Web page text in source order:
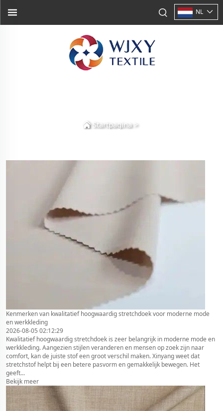
NL
Startpagina>
Kenmerken van kwalitatief hoogwaardig stretchdoek voor moderne mode
en werkkleding
2026-08-05 02:12:29
Kwalitatief hoogwaardig stretchdoek is zeer belangrijk in moderne mode en
werkkleding. Aangezien stijlen veranderen en mensen op zoek zijn naar
comfort, kan de juiste stof een groot verschil maken. Xinyang weet dat
stretchstof helpt bij een betere pasvorm en gemakkelijk bewegen. Het
geeft...
Bekijk meer